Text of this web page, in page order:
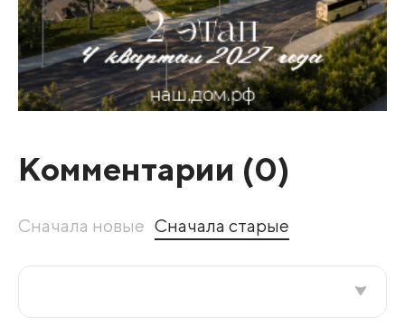
Комментарии (0)
Сначала новые Сначала старые